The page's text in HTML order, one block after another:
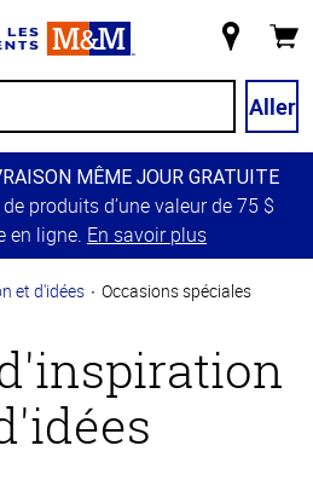
magasin
Aller
MÊME JOUR GRATUITE
produits d’une valeur de 75 $
en ligne. En savoir plus
et d'idées Occasions spéciales